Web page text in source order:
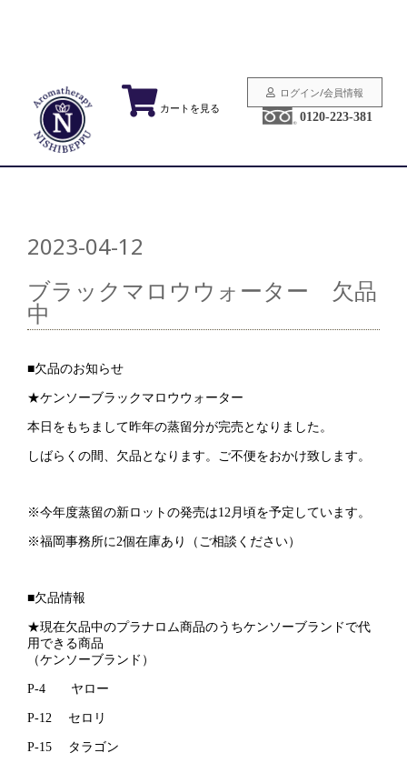
カートを見る
ログイン/会員情報
0120-223-381
2023-04-12
ブラックマロウウォーター 欠品
中
■欠品のお知らせ
★ケンソーブラックマロウウォーター
本日をもちまして昨年の蒸留分が完売となりました。
しばらくの間、欠品となります。ご不便をおかけ致します。
※今年度蒸留の新ロットの発売は12月頃を予定しています。
※福岡事務所に2個在庫あり（ご相談ください）
■欠品情報
★現在欠品中のプラナロム商品のうちケンソーブランドで代
用できる商品
（ケンソーブランド）
P-4 ヤロー
P-12 セロリ
P-15 タラゴン